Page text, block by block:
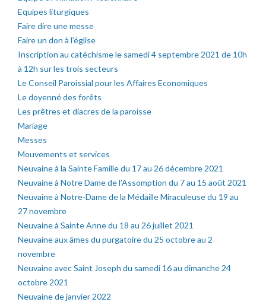
Equipes liturgiques
Faire dire une messe
Faire un don à l’église
Inscription au catéchisme le samedi 4 septembre 2021 de 10h
à 12h sur les trois secteurs
Le Conseil Paroissial pour les Affaires Economiques
Le doyenné des forêts
Les prêtres et diacres de la paroisse
Mariage
Messes
Mouvements et services
Neuvaine à la Sainte Famille du 17 au 26 décembre 2021
Neuvaine à Notre Dame de l’Assomption du 7 au 15 août 2021
Neuvaine à Notre-Dame de la Médaille Miraculeuse du 19 au
27 novembre
Neuvaine à Sainte Anne du 18 au 26 juillet 2021
Neuvaine aux âmes du purgatoire du 25 octobre au 2
novembre
Neuvaine avec Saint Joseph du samedi 16 au dimanche 24
octobre 2021
Neuvaine de janvier 2022